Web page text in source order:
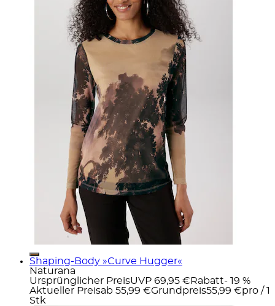
Shaping-Body »Curve Hugger«
Naturana
Ursprünglicher PreisUVP 69,95 € Rabatt- 19 %
Aktueller Preisab 55,99 €Grundpreis55,99 €pro / 1
Stk